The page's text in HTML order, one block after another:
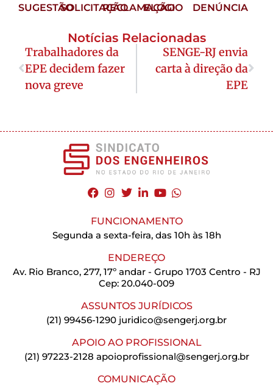
SUGESTÃOSOLICITAÇÃORECLAMAÇÃO
ELOGIO DENÚNCIA
Notícias Relacionadas
Trabalhadores da
EPE decidem fazer
nova greve
SENGE-RJ envia
carta à direção da
EPE
FUNCIONAMENTO
Segunda a sexta-feira, das 10h às 18h
ENDEREÇO
Av. Rio Branco, 277, 17º andar - Grupo 1703 Centro - RJ
Cep: 20.040-009
ASSUNTOS JURÍDICOS
(21) 99456-1290 juridico@sengerj.org.br
APOIO AO PROFISSIONAL
(21) 97223-2128 apoioprofissional@sengerj.org.br
COMUNICAÇÃO